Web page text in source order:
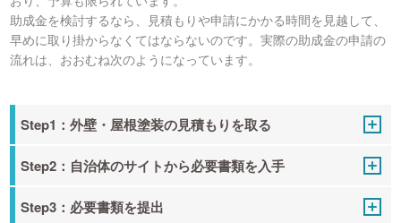
助成金を検討するなら、見積もりや申請にかかる時間を見越して、
早めに取り掛からなくてはならないのです。実際の助成金の申請の
流れは、おおむね次のようになっています。
Step1：外壁・屋根塗装の見積もりを取る
Step2：自治体のサイトから必要書類を入手
Step3：必要書類を提出